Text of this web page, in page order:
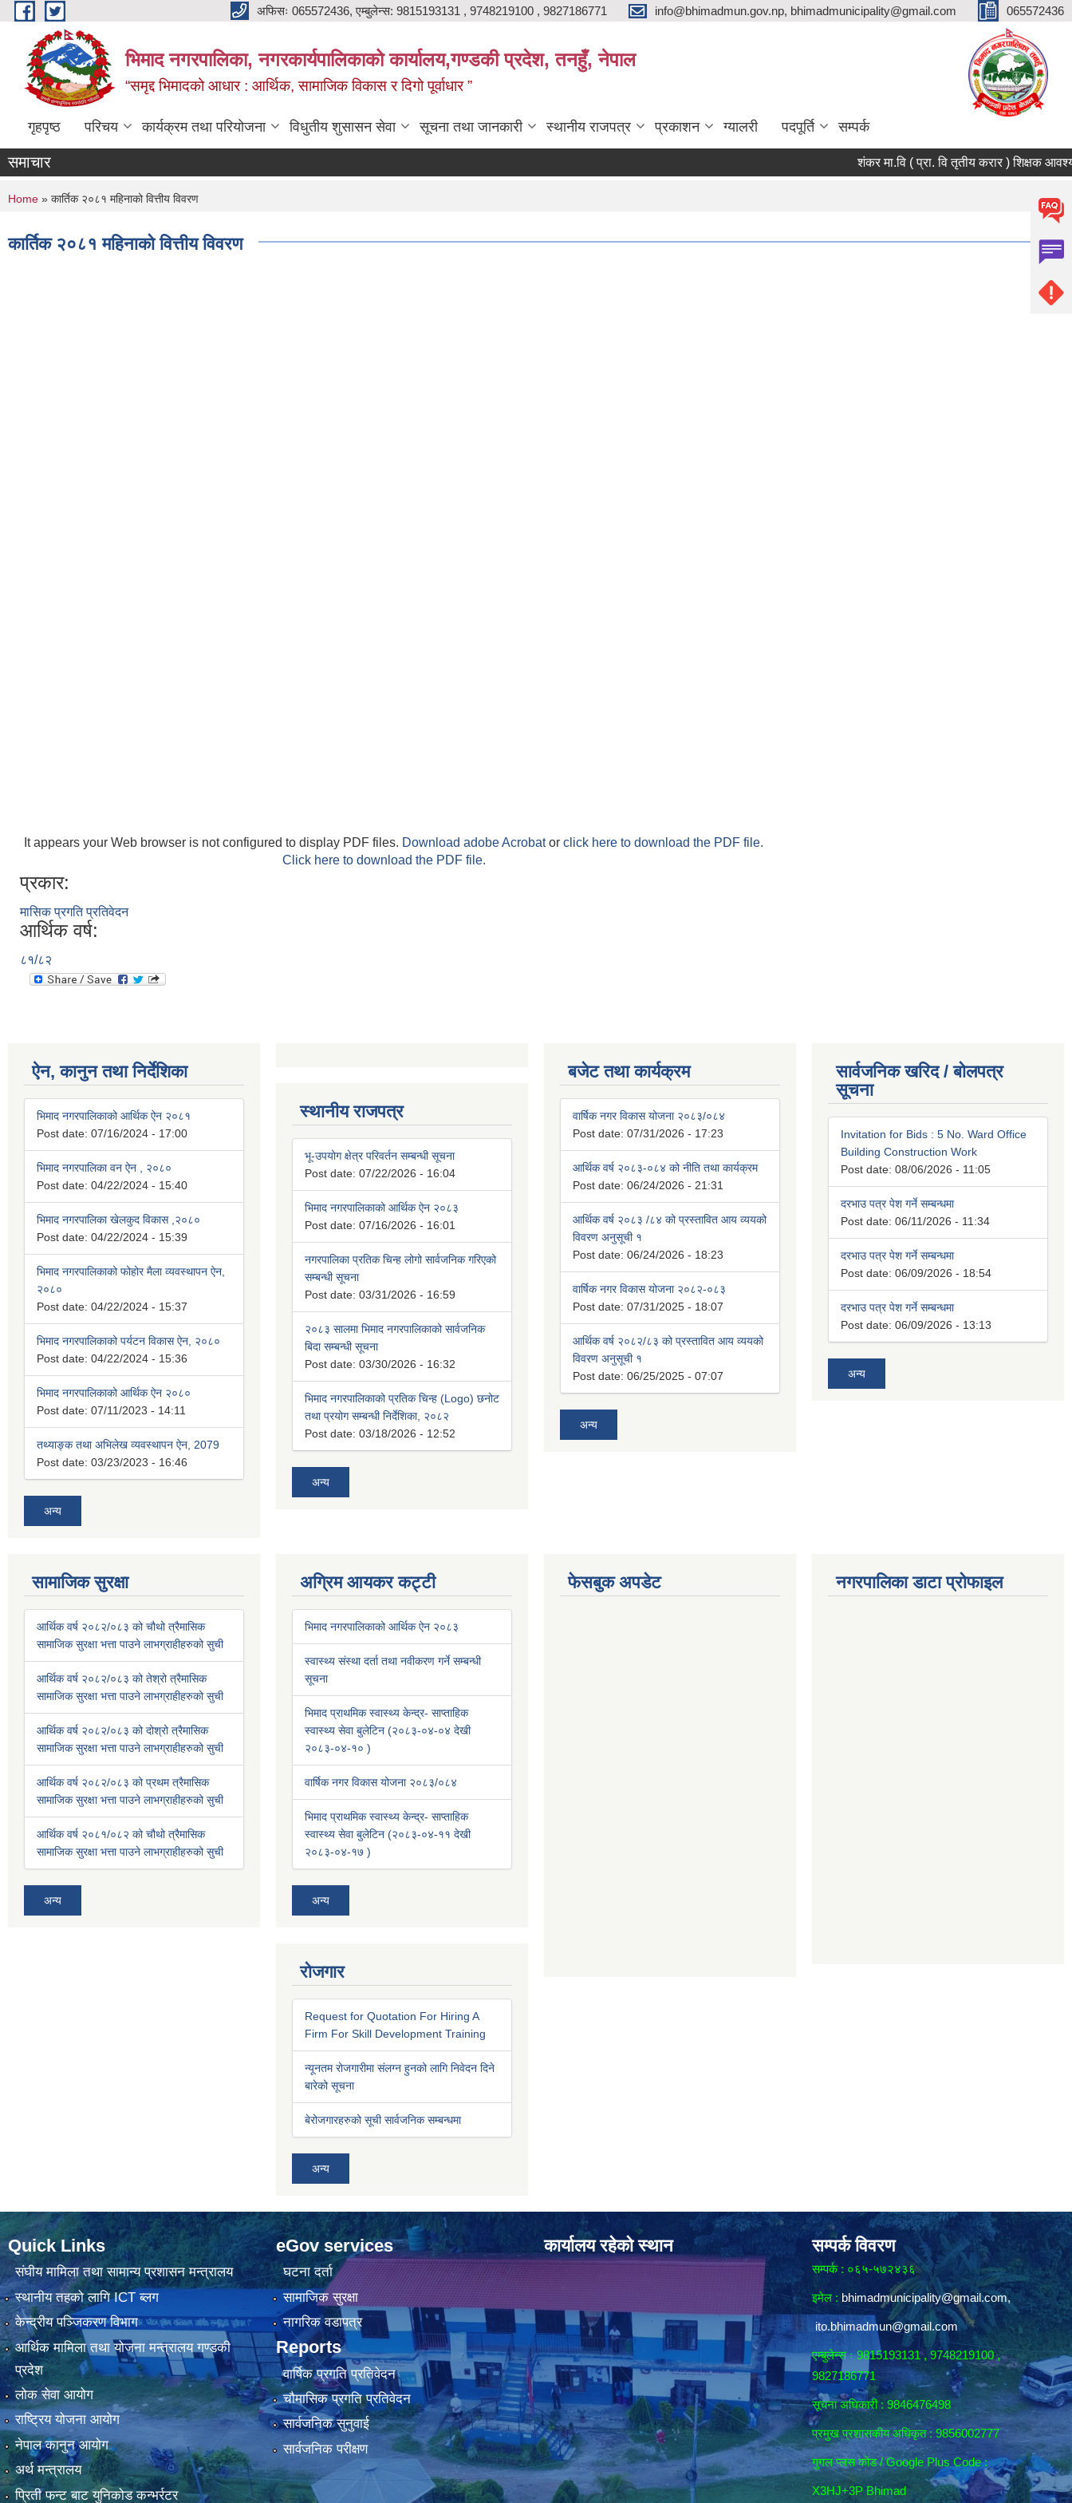
Skip to main content अफिसः 065572436, ‍‍एम्बुलेन्स: 9815193131 , 9748219100 , 9827186771 info@bhimadmun.gov.np, bhimadmunicipality@gmail.com 065572436
भिमाद नगरपालिका, नगरकार्यपालिकाको कार्यालय,गण्डकी प्रदेश, तनहुँ, नेपाल
“समृद्द भिमादको आधार : आर्थिक, सामाजिक विकास र दिगो पूर्वाधार ”
गृहपृष्ठ परिचय कार्यक्रम तथा परियोजना विधुतीय शुसासन सेवा सूचना तथा जानकारी स्थानीय राजपत्र प्रकाशन ग्यालरी पदपूर्ति सम्पर्क
समाचार शंकर मा.वि ( प्रा. वि तृतीय करार ) शिक्षक आवश्यकता
You are here
Home » कार्तिक २०८१ महिनाको वित्तीय विवरण
कार्तिक २०८१ महिनाको वित्तीय विवरण
It appears your Web browser is not configured to display PDF files. Download adobe Acrobator click here to download the PDF file.
Click here to download the PDF file.
प्रकार:
मासिक प्रगति प्रतिवेदन
आर्थिक वर्ष:
८१/८२
ऐन, कानुन तथा निर्देशिका
भिमाद नगरपालिकाको आर्थिक ऐन २०८१
Post date: 07/16/2024 - 17:00
भिमाद नगरपालिका वन ऐन , २०८०
Post date: 04/22/2024 - 15:40
भिमाद नगरपालिका खेलकुद विकास ,२०८०
Post date: 04/22/2024 - 15:39
भिमाद नगरपालिकाको फोहोर मैला व्यवस्थापन ऐन,
२०८०
Post date: 04/22/2024 - 15:37
भिमाद नगरपालिकाको पर्यटन विकास ऐन, २०८०
Post date: 04/22/2024 - 15:36
भिमाद नगरपालिकाको आर्थिक ऐन २०८०
Post date: 07/11/2023 - 14:11
तथ्याङ्क तथा अभिलेख व्यवस्थापन ऐन, 2079
Post date: 03/23/2023 - 16:46
अन्य
स्थानीय राजपत्र
भू-उपयोग क्षेत्र परिवर्तन सम्बन्धी सूचना
Post date: 07/22/2026 - 16:04
भिमाद नगरपालिकाको आर्थिक ऐन २०८३
Post date: 07/16/2026 - 16:01
नगरपालिका प्रतिक चिन्ह लोगो सार्वजनिक गरिएको
सम्बन्धी सूचना
Post date: 03/31/2026 - 16:59
२०८३ सालमा भिमाद नगरपालिकाको सार्वजनिक
बिदा सम्बन्धी सूचना
Post date: 03/30/2026 - 16:32
भिमाद नगरपालिकाको प्रतिक चिन्ह (Logo) छनोट
तथा प्रयोग सम्बन्धी निर्देशिका, २०८२
Post date: 03/18/2026 - 12:52
अन्य
बजेट तथा कार्यक्रम
वार्षिक नगर विकास योजना २०८३/०८४
Post date: 07/31/2026 - 17:23
आर्थिक वर्ष २०८३-०८४ को नीति तथा कार्यक्रम
Post date: 06/24/2026 - 21:31
आर्थिक वर्ष २०८३ /८४ को प्रस्तावित आय व्ययको
विवरण अनुसूची १
Post date: 06/24/2026 - 18:23
वार्षिक नगर विकास योजना २०८२-०८३
Post date: 07/31/2025 - 18:07
आर्थिक वर्ष २०८२/८३ को प्रस्तावित आय व्ययको
विवरण अनुसूची १
Post date: 06/25/2025 - 07:07
अन्य
सार्वजनिक खरिद / बोलपत्र
सूचना
Invitation for Bids : 5 No. Ward Office
Building Construction Work
Post date: 08/06/2026 - 11:05
दरभाउ पत्र पेश गर्ने सम्बन्धमा
Post date: 06/11/2026 - 11:34
दरभाउ पत्र पेश गर्ने सम्बन्धमा
Post date: 06/09/2026 - 18:54
दरभाउ पत्र पेश गर्ने सम्बन्धमा
Post date: 06/09/2026 - 13:13
अन्य
सामाजिक सुरक्षा
आर्थिक वर्ष २०८२/०८३ को चौथो त्रैमासिक
सामाजिक सुरक्षा भत्ता पाउने लाभग्राहीहरुको सुची
आर्थिक वर्ष २०८२/०८३ को तेश्रो त्रैमासिक
सामाजिक सुरक्षा भत्ता पाउने लाभग्राहीहरुको सुची
आर्थिक वर्ष २०८२/०८३ को दोश्रो त्रैमासिक
सामाजिक सुरक्षा भत्ता पाउने लाभग्राहीहरुको सुची
आर्थिक वर्ष २०८२/०८३ को प्रथम त्रैमासिक
सामाजिक सुरक्षा भत्ता पाउने लाभग्राहीहरुको सुची
आर्थिक वर्ष २०८१/०८२ को चौथो त्रैमासिक
सामाजिक सुरक्षा भत्ता पाउने लाभग्राहीहरुको सुची
अन्य
अग्रिम आयकर कट्टी
भिमाद नगरपालिकाको आर्थिक ऐन २०८३
स्वास्थ्य संस्था दर्ता तथा नवीकरण गर्ने सम्बन्धी
सूचना
भिमाद प्राथमिक स्वास्थ्य केन्द्र- साप्ताहिक
स्वास्थ्य सेवा बुलेटिन (२०८३-०४-०४ देखी
२०८३-०४-१० )
वार्षिक नगर विकास योजना २०८३/०८४
भिमाद प्राथमिक स्वास्थ्य केन्द्र- साप्ताहिक
स्वास्थ्य सेवा बुलेटिन (२०८३-०४-११ देखी
२०८३-०४-१७ )
अन्य
रोजगार
Request for Quotation For Hiring A
Firm For Skill Development Training
न्यूनतम रोजगारीमा संलग्न हुनको लागि निवेदन दिने
बारेको सूचना
बेरोजगारहरुको सूची सार्वजनिक सम्बन्धमा
अन्य
फेसबुक अपडेट नगरपालिका डाटा प्रोफाइल
Quick Links
संघीय मामिला तथा सामान्य प्रशासन मन्त्रालय
स्थानीय तहको लागि ICT ब्लग
केन्द्रीय पञ्जिकरण विभाग
आर्थिक मामिला तथा योजना मन्त्रालय गण्डकी
प्रदेश
लोक सेवा आयोग
राष्ट्रिय योजना आयोग
नेपाल कानुन आयोग
अर्थ मन्त्रालय
प्रिती फन्ट बाट युनिकोड कन्भर्रटर
eGov services
घटना दर्ता
सामाजिक सुरक्षा
नागरिक वडापत्र
Reports
वार्षिक प्रगति प्रतिवेदन
चौमासिक प्रगति प्रतिवेदन
सार्वजनिक सुनुवाई
सार्वजनिक परीक्षण
कार्यालय रहेको स्थान सम्पर्क विवरण
सम्पर्क : ०६५-५७२४३६
इमेल : bhimadmunicipality@gmail.com,
ito.bhimadmun@gmail.com
एम्बुलेन्स ः 9815193131 , 9748219100 ,
9827186771
सूचना अधिकारी :9846476498
प्रमुख प्रशासकीय अधिकृत : 9856002777
गुगल प्लस कोड / Google Plus Code :
X3HJ+3P Bhimad